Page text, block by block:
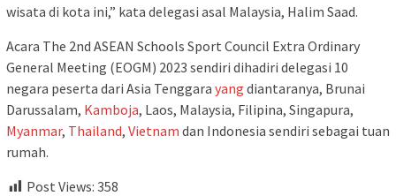
wisata di kota ini,” kata delegasi asal Malaysia, Halim Saad.
Acara The 2nd ASEAN Schools Sport Council Extra Ordinary
General Meeting (EOGM) 2023 sendiri dihadiri delegasi 10
negara peserta dari Asia Tenggara yang diantaranya, Brunai
Darussalam, Kamboja, Laos, Malaysia, Filipina, Singapura,
Myanmar, Thailand, Vietnam dan Indonesia sendiri sebagai tuan
rumah.
Post Views: 358